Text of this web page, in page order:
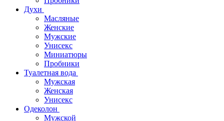
Духи
Масляные
Женские
Мужские
Унисекс
Миниатюры
Пробники
Туалетная вода
Мужская
Женская
Унисекс
Одеколон
Мужской